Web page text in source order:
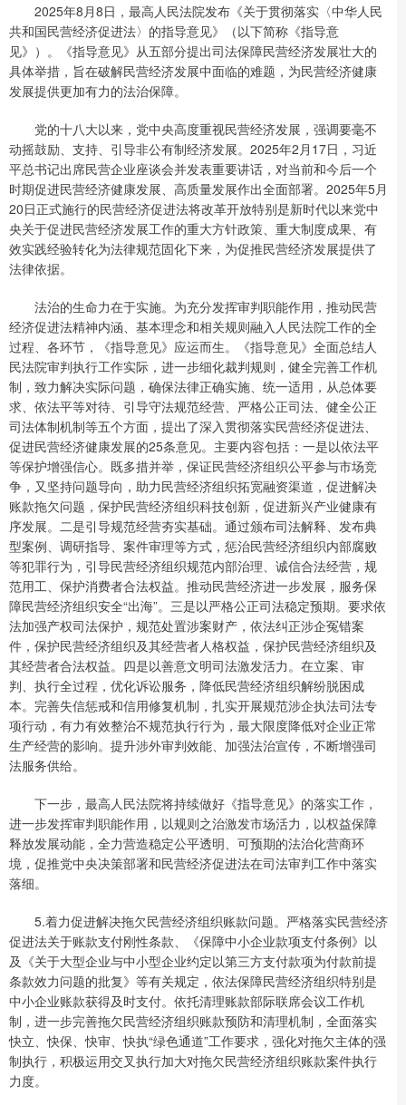
2025年8月8日，最高人民法院发布《关于贯彻落实〈中华人民
共和国民营经济促进法〉的指导意见》（以下简称《指导意
见》）。《指导意见》从五部分提出司法保障民营经济发展壮大的
具体举措，旨在破解民营经济发展中面临的难题，为民营经济健康
发展提供更加有力的法治保障。
党的十八大以来，党中央高度重视民营经济发展，强调要毫不
动摇鼓励、支持、引导非公有制经济发展。2025年2月17日，习近
平总书记出席民营企业座谈会并发表重要讲话，对当前和今后一个
时期促进民营经济健康发展、高质量发展作出全面部署。2025年5月
20日正式施行的民营经济促进法将改革开放特别是新时代以来党中
央关于促进民营经济发展工作的重大方针政策、重大制度成果、有
效实践经验转化为法律规范固化下来，为促推民营经济发展提供了
法律依据。
法治的生命力在于实施。为充分发挥审判职能作用，推动民营
经济促进法精神内涵、基本理念和相关规则融入人民法院工作的全
过程、各环节，《指导意见》应运而生。《指导意见》全面总结人
民法院审判执行工作实际，进一步细化裁判规则，健全完善工作机
制，致力解决实际问题，确保法律正确实施、统一适用，从总体要
求、依法平等对待、引导守法规范经营、严格公正司法、健全公正
司法体制机制等五个方面，提出了深入贯彻落实民营经济促进法、
促进民营经济健康发展的25条意见。主要内容包括：一是以依法平
等保护增强信心。既多措并举，保证民营经济组织公平参与市场竞
争，又坚持问题导向，助力民营经济组织拓宽融资渠道，促进解决
账款拖欠问题，保护民营经济组织科技创新，促进新兴产业健康有
序发展。二是引导规范经营夯实基础。通过颁布司法解释、发布典
型案例、调研指导、案件审理等方式，惩治民营经济组织内部腐败
等犯罪行为，引导民营经济组织规范内部治理、诚信合法经营，规
范用工、保护消费者合法权益。推动民营经济进一步发展，服务保
障民营经济组织安全“出海”。三是以严格公正司法稳定预期。要求依
法加强产权司法保护，规范处置涉案财产，依法纠正涉企冤错案
件，保护民营经济组织及其经营者人格权益，保护民营经济组织及
其经营者合法权益。四是以善意文明司法激发活力。在立案、审
判、执行全过程，优化诉讼服务，降低民营经济组织解纷脱困成
本。完善失信惩戒和信用修复机制，扎实开展规范涉企执法司法专
项行动，有力有效整治不规范执行行为，最大限度降低对企业正常
生产经营的影响。提升涉外审判效能、加强法治宣传，不断增强司
法服务供给。
下一步，最高人民法院将持续做好《指导意见》的落实工作，
进一步发挥审判职能作用，以规则之治激发市场活力，以权益保障
释放发展动能，全力营造稳定公平透明、可预期的法治化营商环
境，促推党中央决策部署和民营经济促进法在司法审判工作中落实
落细。
5.着力促进解决拖欠民营经济组织账款问题。严格落实民营经济
促进法关于账款支付刚性条款、《保障中小企业款项支付条例》以
及《关于大型企业与中小型企业约定以第三方支付款项为付款前提
条款效力问题的批复》等有关规定，依法保障民营经济组织特别是
中小企业账款获得及时支付。依托清理账款部际联席会议工作机
制，进一步完善拖欠民营经济组织账款预防和清理机制，全面落实
快立、快保、快审、快执“绿色通道”工作要求，强化对拖欠主体的强
制执行，积极运用交叉执行加大对拖欠民营经济组织账款案件执行
力度。